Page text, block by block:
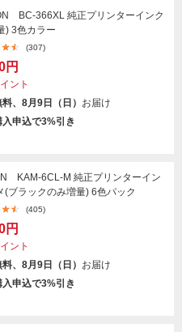
BC-366XL 純正プリンターインク
) 3色カラー
(307)
円
ント
、8月9日（日） お届け
入申込で3%引き
KAM-6CL-M 純正プリンターイン
(ブラックのみ増量) 6色パック
(405)
円
ント
、8月9日（日） お届け
入申込で3%引き